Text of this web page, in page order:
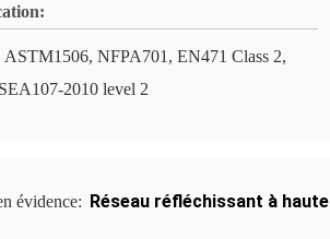
ASTM1506, NFPA701, EN471 Class 2,
2010 level 2
évidence: Réseau réfléchissant à